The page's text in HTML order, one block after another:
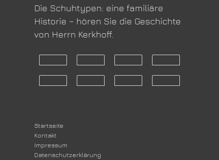
Die Schuhtypen: eine familiäre
Historie – hören Sie die Geschichte
von Herrn Kerkhoff.
Startseite
Kontakt
Impressum
Datenschutzerklärung